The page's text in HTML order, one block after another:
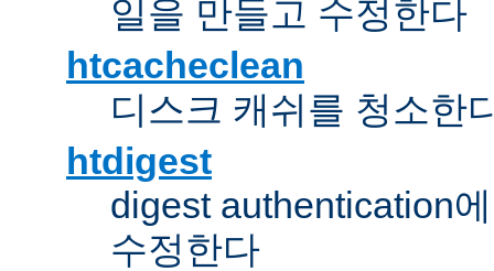
일을 만들고 수정한다
htcacheclean
디스크 캐쉬를 청소한
htdigest
digest authentication
수정한다